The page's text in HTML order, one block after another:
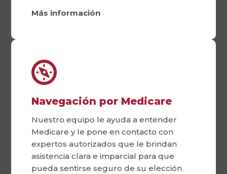
Más información
Navegación por Medicare
Nuestro equipo le ayuda a entender
Medicare y le pone en contacto con
expertos autorizados que le brindan
asistencia clara e imparcial para que
pueda sentirse seguro de su elección.